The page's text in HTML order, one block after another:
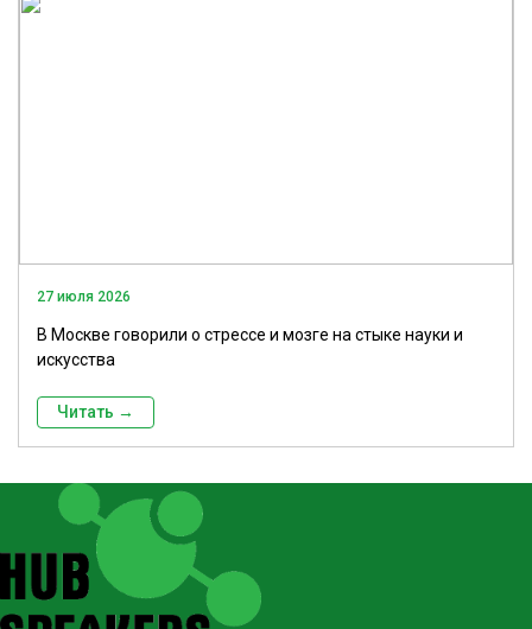
27 июля 2026
В Москве говорили о стрессе и мозге на стыке науки и
искусства
Читать →